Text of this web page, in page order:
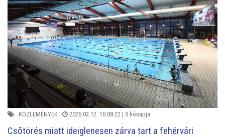
KÖZLEMÉNYEK | 2026.03.12. 10:08:22 | 5 hónapja
Csőtörés miatt ideiglenesen zárva tart a fehérvári